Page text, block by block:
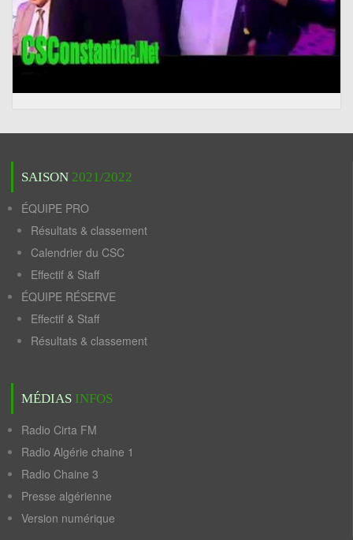
SAISON 2021/2022
ÉQUIPE PRO
Résultats & classement
Calendrier du CSC
Effectif & Staff
ÉQUIPE RÉSERVE
Effectif & Staff
Résultats & classement
MÉDIAS INFOS
Radio Cirta FM
Radio Algérie chaine 1
Radio Chaine 3
Presse algérienne
Version numérique